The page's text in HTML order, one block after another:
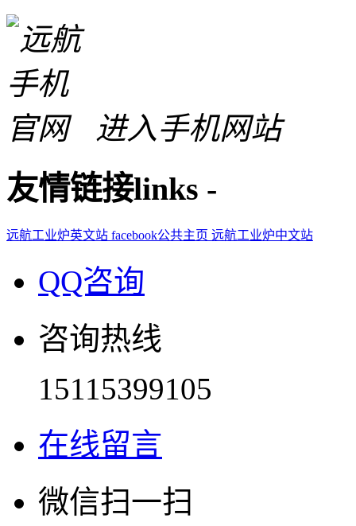
进入手机网站
友情链接links -
远航工业炉英文站 facebook公共主页 远航工业炉中文站
QQ咨询
咨询热线
15115399105
在线留言
微信扫一扫